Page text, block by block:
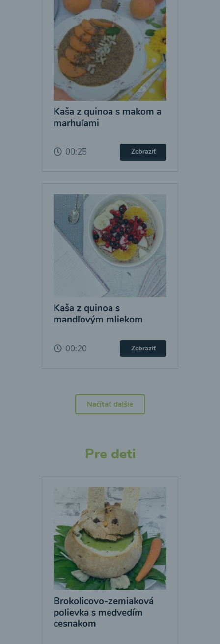
Kaša z quinoa s makom a
marhuľami
00:25 Zobraziť
Kaša z quinoa s
mandľovým mliekom
00:20 Zobraziť
Načítať ďalšie
Pre deti
Brokolicovo-zemiaková
polievka s medvedím
cesnakom